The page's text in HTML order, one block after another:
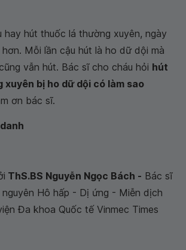
hay hút thuốc lá thường xuyên, ngày
Mỗi lần cậu hút là ho dữ dội mà
vẫn hút. Bác sĩ cho cháu hỏi hút
bị ho dữ dội có làm sao
ơn bác sĩ.
ThS.BS Nguyễn Ngọc Bách - Bác sĩ
Hô hấp - Dị ứng - Miễn dịch
Đa khoa Quốc tế Vinmec Times